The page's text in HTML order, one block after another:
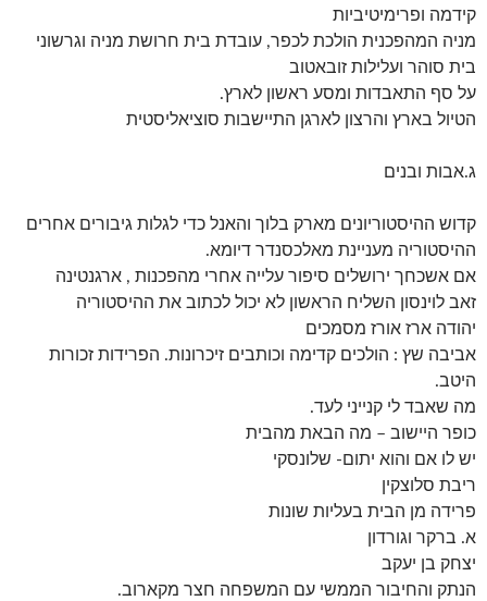
קידמה ופרימיטיביות
מניה המהפכנית הולכת לכפר, עובדת בית חרושת מניה וגרשוני
בית סוהר ועלילות זובאטוב
על סף התאבדות ומסע ראשון לארץ.
הטיול בארץ והרצון לארגן התיישבות סוציאליסטית
ג.אבות ובנים
קדוש ההיסטוריונים מארק בלוך והאנל כדי לגלות גיבורים אחרים
ההיסטוריה מעניינת מאלכסנדר דיומא.
אם אשכחך ירושלים סיפור עלייה אחרי מהפכנות , ארגנטינה
זאב לוינסון השליח הראשון לא יכול לכתוב את ההיסטוריה
יהודה ארז אורז מסמכים
אביבה שץ : הולכים קדימה וכותבים זיכרונות. הפרידות זכורות
היטב.
מה שאבד לי קנייני לעד.
כופר היישוב – מה הבאת מהבית
יש לו אם והוא יתום- שלונסקי
ריבת סלוצקין
פרידה מן הבית בעליות שונות
א. ברקר וגורדון
יצחק בן יעקב
הנתק והחיבור הממשי עם המשפחה חצר מקארוב.